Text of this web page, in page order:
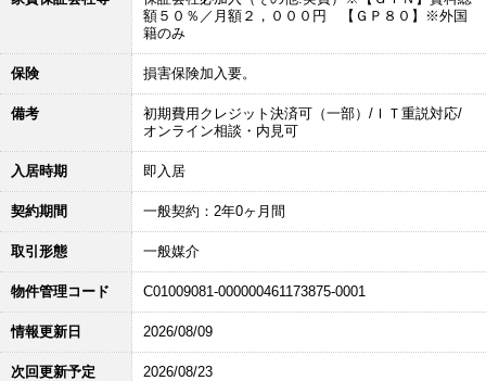
額５０％／月額２，０００円 【ＧＰ８０】※外国
籍のみ
保険 損害保険加入要。
備考
初期費用クレジット決済可（一部）/ＩＴ重説対応/
オンライン相談・内見可
入居時期 即入居
契約期間 一般契約：2年0ヶ月間
取引形態 一般媒介
物件管理コード C01009081-000000461173875-0001
情報更新日 2026/08/09
次回更新予定 2026/08/23